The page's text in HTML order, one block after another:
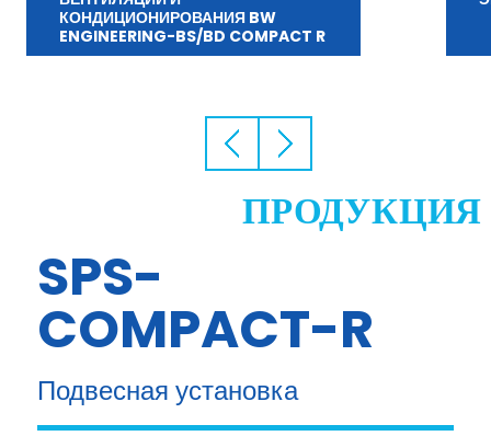
ПРОДУКЦИЯ
SPS-
COMPACT-R
Подвесная установка